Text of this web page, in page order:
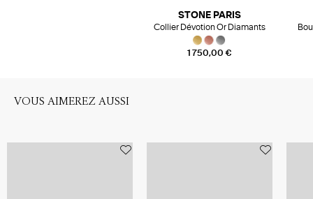
1 750,00 €
STONE PARIS
Collier Dévotion Or Diamants
VOUS AIMEREZ AUSSI